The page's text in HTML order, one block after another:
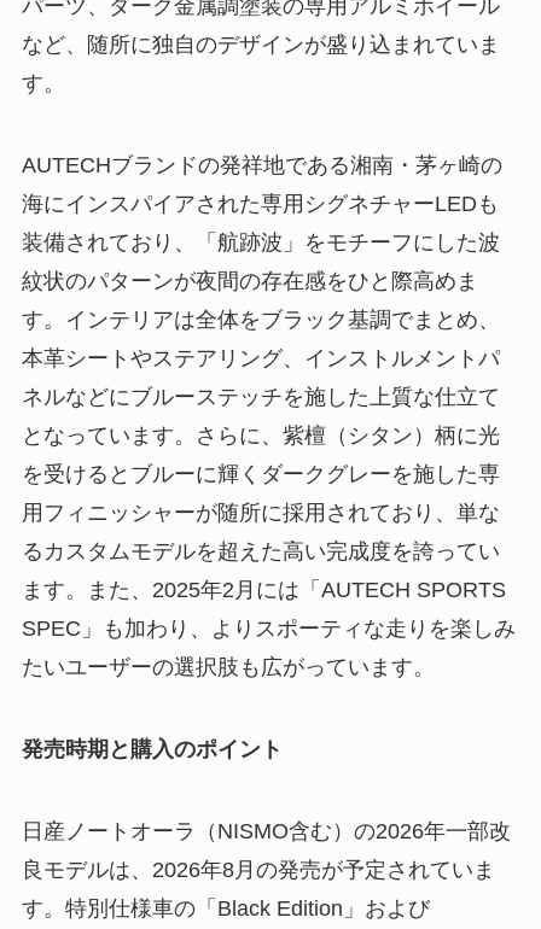
パーツ、ダーク金属調塗装の専用アルミホイール
など、随所に独自のデザインが盛り込まれていま
す。
AUTECHブランドの発祥地である湘南・茅ヶ崎の
海にインスパイアされた専用シグネチャーLEDも
装備されており、「航跡波」をモチーフにした波
紋状のパターンが夜間の存在感をひと際高めま
す。インテリアは全体をブラック基調でまとめ、
本革シートやステアリング、インストルメントパ
ネルなどにブルーステッチを施した上質な仕立て
となっています。さらに、紫檀（シタン）柄に光
を受けるとブルーに輝くダークグレーを施した専
用フィニッシャーが随所に採用されており、単な
るカスタムモデルを超えた高い完成度を誇ってい
ます。また、2025年2月には「AUTECH SPORTS
SPEC」も加わり、よりスポーティな走りを楽しみ
たいユーザーの選択肢も広がっています。
発売時期と購入のポイント
日産ノートオーラ（NISMO含む）の2026年一部改
良モデルは、2026年8月の発売が予定されていま
す。特別仕様車の「Black Edition」および